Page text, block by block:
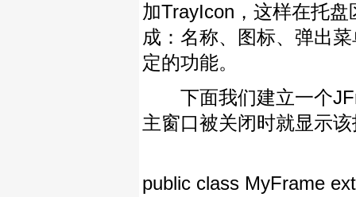
加TrayIcon，这样在托
成：名称、图标、弹出
定的功能。
下面我们建立一个
主窗口被关闭时就显示
public class MyFrame